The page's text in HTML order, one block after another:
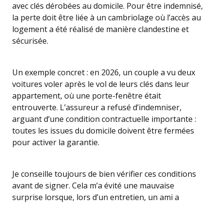
avec clés dérobées au domicile. Pour être indemnisé,
la perte doit être liée à un cambriolage où l’accès au
logement a été réalisé de manière clandestine et
sécurisée.
Un exemple concret : en 2026, un couple a vu deux
voitures voler après le vol de leurs clés dans leur
appartement, où une porte-fenêtre était
entrouverte. L’assureur a refusé d’indemniser,
arguant d’une condition contractuelle importante :
toutes les issues du domicile doivent être fermées
pour activer la garantie.
Je conseille toujours de bien vérifier ces conditions
avant de signer. Cela m’a évité une mauvaise
surprise lorsque, lors d’un entretien, un ami a